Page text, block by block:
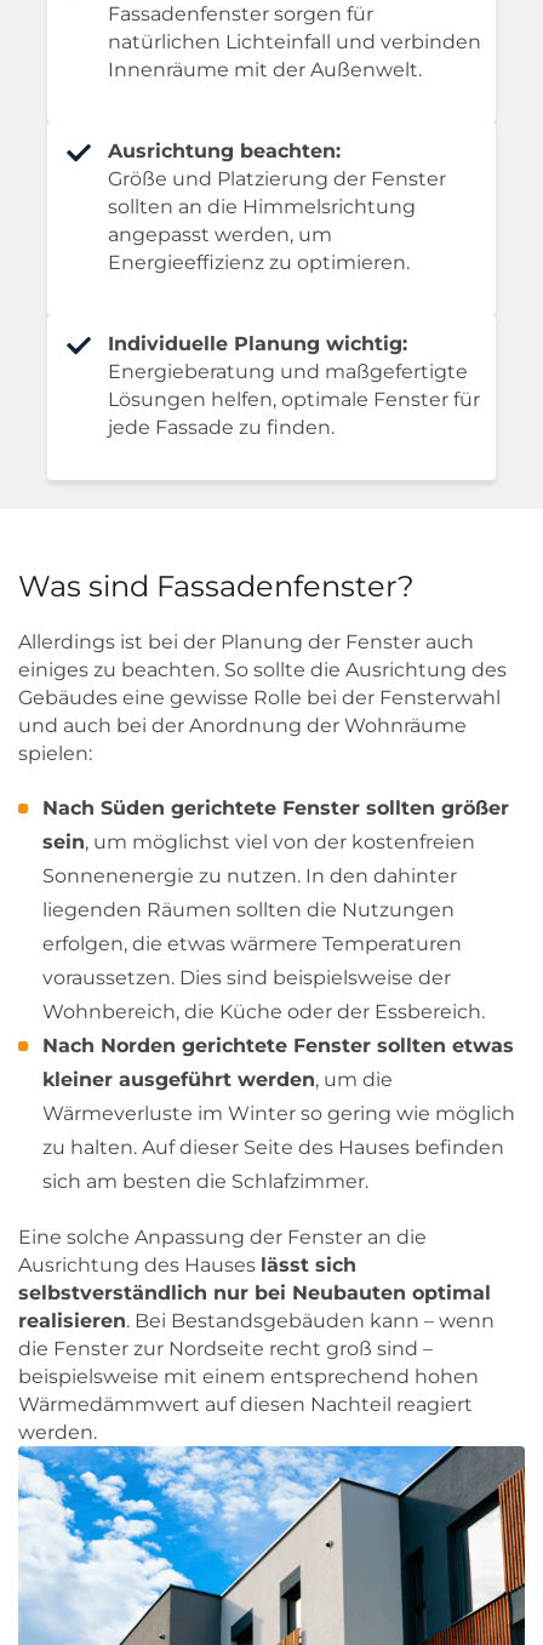
Fassadenfenster sorgen für
natürlichen Lichteinfall und verbinden
Innenräume mit der Außenwelt.
Ausrichtung beachten:
Größe und Platzierung der Fenster
sollten an die Himmelsrichtung
angepasst werden, um
Energieeffizienz zu optimieren.
Individuelle Planung wichtig:
Energieberatung und maßgefertigte
Lösungen helfen, optimale Fenster für
jede Fassade zu finden.
Was sind Fassadenfenster?
Allerdings ist bei der Planung der Fenster auch
einiges zu beachten. So sollte die Ausrichtung des
Gebäudes eine gewisse Rolle bei der Fensterwahl
und auch bei der Anordnung der Wohnräume
spielen:
Nach Süden gerichtete Fenster sollten größer
sein, um möglichst viel von der kostenfreien
Sonnenenergie zu nutzen. In den dahinter
liegenden Räumen sollten die Nutzungen
erfolgen, die etwas wärmere Temperaturen
voraussetzen. Dies sind beispielsweise der
Wohnbereich, die Küche oder der Essbereich.
Nach Norden gerichtete Fenster sollten etwas
kleiner ausgeführt werden, um die
Wärmeverluste im Winter so gering wie möglich
zu halten. Auf dieser Seite des Hauses befinden
sich am besten die Schlafzimmer.
Eine solche Anpassung der Fenster an die
Ausrichtung des Hauses lässt sich
selbstverständlich nur bei Neubauten optimal
realisieren. Bei Bestandsgebäuden kann – wenn
die Fenster zur Nordseite recht groß sind –
beispielsweise mit einem entsprechend hohen
Wärmedämmwert auf diesen Nachteil reagiert
werden.